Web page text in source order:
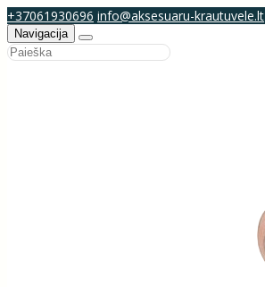
+37061930696 info@aksesuaru-krautuvele.lt
Navigacija